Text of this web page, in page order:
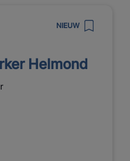
NIEUW
Helmond